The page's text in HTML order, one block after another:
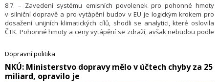
8.7. – Zavedení systému emisních povolenek pro pohonné hmoty
v silniční dopravě a pro vytápění budov v EU je logickým krokem pro
dosažení unijních klimatických cílů, shodli se analytici, které oslovila
ČTK. Pohonné hmoty a ceny vytápění se zdraží, avšak nebudou podle
budov a silniční dopravy v roce 2023, nový systém stanoví cenu emisí
skleníkových plynů z těchto odvětví v roce 2027. Opatření mají přiblížit
EU k cíli snížit do roku 2030 emise skleníkových plynů o alespoň
55 procent oproti roku 1990.
Dopravní politika
​NKÚ: Ministerstvo dopravy mělo v účtech chyby za 25
miliard, opravilo je